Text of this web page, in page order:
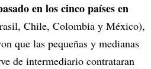
en los cinco países en
Chile, Colombia y México),
que las pequeñas y medianas
de intermediario contrataran